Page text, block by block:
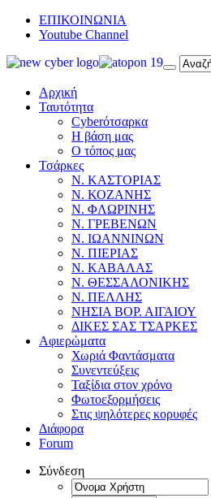
ΕΠΙΚΟΙΝΩΝΙΑ
Youtube Channel
Αρχική
Ταυτότητα
Cyberότσαρκα
Η βάση μας
Ο τόπος μας
Τσάρκες
Ν. ΚΑΣΤΟΡΙΑΣ
Ν. ΚΟΖΑΝΗΣ
Ν. ΦΛΩΡΙΝΗΣ
Ν. ΓΡΕΒΕΝΩΝ
Ν. ΙΩΑΝΝΙΝΩΝ
Ν. ΠΙΕΡΙΑΣ
Ν. ΚΑΒΑΛΑΣ
Ν. ΘΕΣΣΑΛΟΝΙΚΗΣ
Ν. ΠΕΛΛΗΣ
ΝΗΣΙΑ ΒΟΡ. ΑΙΓΑΙΟΥ
ΔΙΚΕΣ ΣΑΣ ΤΣΑΡΚΕΣ
Αφιερώματα
Χωριά Φαντάσματα
Συνεντεύξεις
Ταξίδια στον χρόνο
Φωτοεξορμήσεις
Στις ψηλότερες κορυφές
Διάφορα
Forum
Σύνδεση